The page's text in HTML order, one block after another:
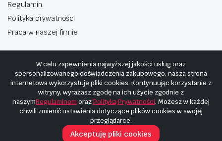
Regulamin
Polityka prywatności
Praca w naszej firmie
Copyright © 2025 Hosting i budowa Cyberplaneta.pl
W celu zapewnienia najwyższej jakości usług oraz
spersonalizowanego doświadczenia zakupowego, nasza strona
internetowa wykorzystuje pliki cookies. Kontynuując korzystanie z
witryny, wyrażasz zgodę na ich użycie zgodnie z
naszymRegulaminem orazPolityką Prywatności. Możesz w każdej
chwili zmienić ustawienia dotyczące plików cookies w swojej
przeglądarce.
Akceptuję pliki cookies